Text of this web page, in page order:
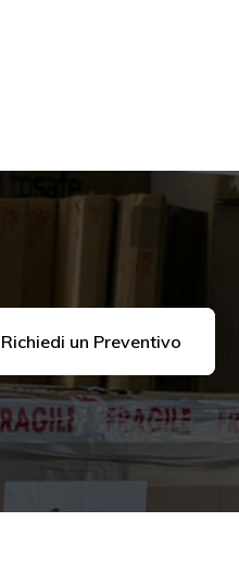
Richiedi un Preventivo